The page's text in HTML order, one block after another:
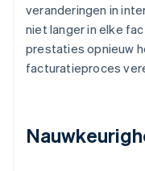
veranderingen in
niet langer in elke
prestaties opnieuw
facturatieproces